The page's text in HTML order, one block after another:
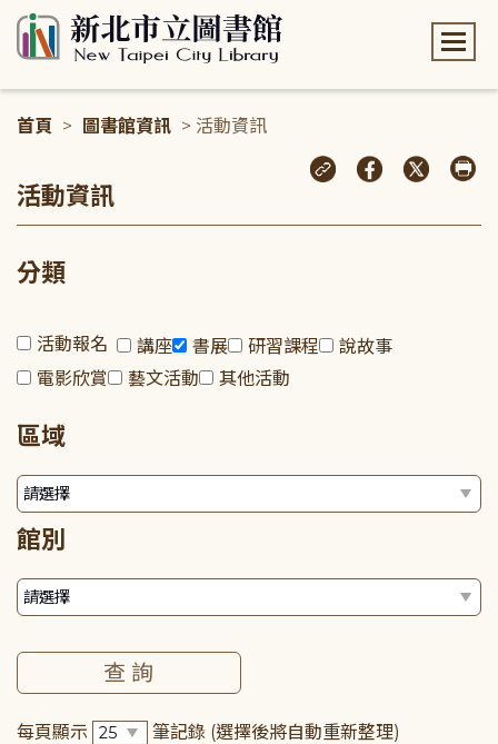
首頁 > 圖書館資訊 > 活動資訊
活動資訊
分類
活動報名 講座 書展 研習課程
說故事
電影欣賞
藝文活動 其他活動
區域
館別
每頁顯示 筆記錄 (選擇後將自動重新整理)